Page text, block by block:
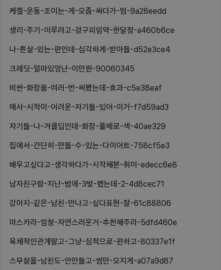
케겔-운동-조이는-게-오줌-싸다가-멈-9a28eedd
생리-주기-미루려고-경구피임약-한달정-a460b6ce
나-튼살-있는-편인데-심각하게-받아들-d52e3ce4
크레딧-얼마있엉난-이만원-90060345
비싼-화장품-여러-번-써봤는데-효과-c5e38eaf
매사-시작이-어려운-자기들-있어-이거-f7d59ad3
자기들-나-겨쿨딥인데-화장-풀메로-색-40ae329
집에서-간단히-만들-수-있는-다이어트-758cf5e3
배우고싶다고-생각하다가-시작해본-취미-edecc6e8
남자친구랑-지난-밤에-3벚-했는데-2-4d8cec71
강아지-같은-남친-만나고-싶다표현-잘-61c88806
마스카라-엄청-자연스러운거-추천해주라-5dfd460e
육체적인관계말고-그냥-심적으로-편하고-80337e1f
스무살을-남친도-안만들고-썸만-오지게-a07a9d87